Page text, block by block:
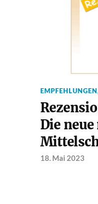
EMPFEHLUNGEN
Die
18. Mai 2023